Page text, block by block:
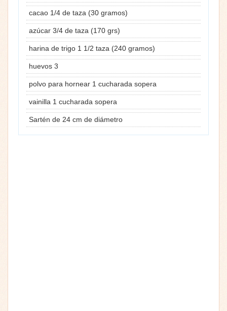
cacao 1/4 de taza (30 gramos)
azúcar 3/4 de taza (170 grs)
harina de trigo 1 1/2 taza (240 gramos)
huevos 3
polvo para hornear 1 cucharada sopera
vainilla 1 cucharada sopera
Sartén de 24 cm de diámetro